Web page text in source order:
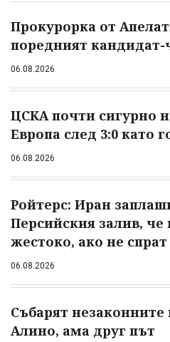
Прокурорка от
поредният кандидат-
06.08.2026
ЦСКА почти сигурно
Европа след 3:0 като
06.08.2026
Ройтерс: Иран
Персийския залив,
жестоко, ако не
06.08.2026
Събарят незаконните
Алино, ама друг път